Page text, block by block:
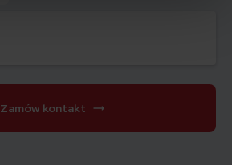
Zamów kontakt